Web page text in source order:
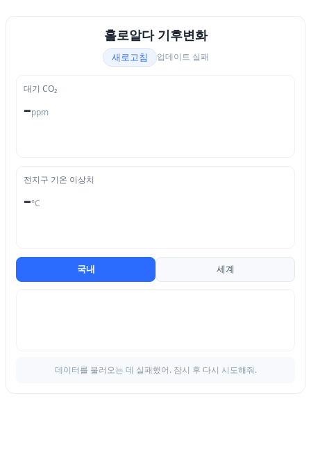
홀로알다 기후변화
새로고침 업데이트 실패
대기 CO₂
–ppm
전지구 기온 이상치
–°C
국내 세계
데이터를 불러오는 데 실패했어. 잠시 후 다시 시도해줘.